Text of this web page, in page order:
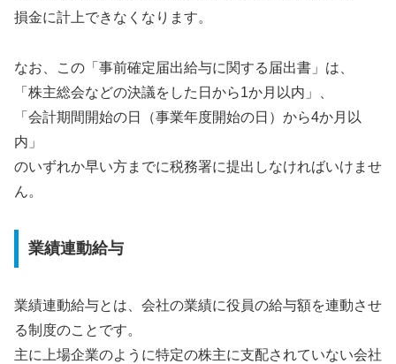
損金に計上できなくなります。
なお、この「事前確定届出給与に関する届出書」は、
「株主総会などの決議をした日から1か月以内」、
「会計期間開始の日（事業年度開始の日）から4か月以
内」
のいずれか早い方までに税務署に提出しなければいけませ
ん。
業績連動給与
業績連動給与とは、会社の業績に役員の給与額を連動させ
る制度のことです。
主に上場企業のように特定の株主に支配されていない会社